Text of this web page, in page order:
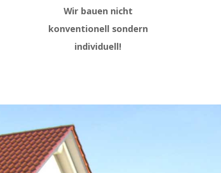
Wir bauen nicht
konventionell sondern
individuell!